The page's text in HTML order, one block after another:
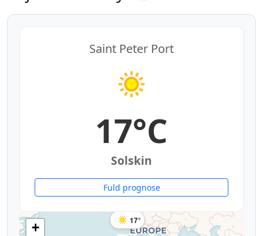
Saint Peter Port
17°C
Solskin
Fuld prognose
17°
+